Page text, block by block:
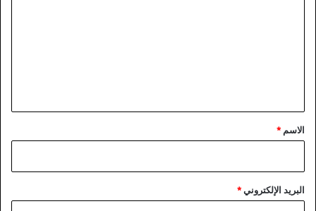
*
الاسم *
البريد الإلكتروني*